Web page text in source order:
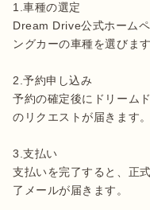
1.車種の選定
Dream Drive公式ホーム
ングカーの車種を選びます
2.予約申し込み
予約の確定後にドリーム
のリクエストが届きます。
3.支払い
支払いを完了すると、正
了メールが届きます。